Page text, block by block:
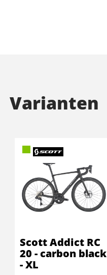
Varianten
Scott Addict RC
20 - carbon black
- XL